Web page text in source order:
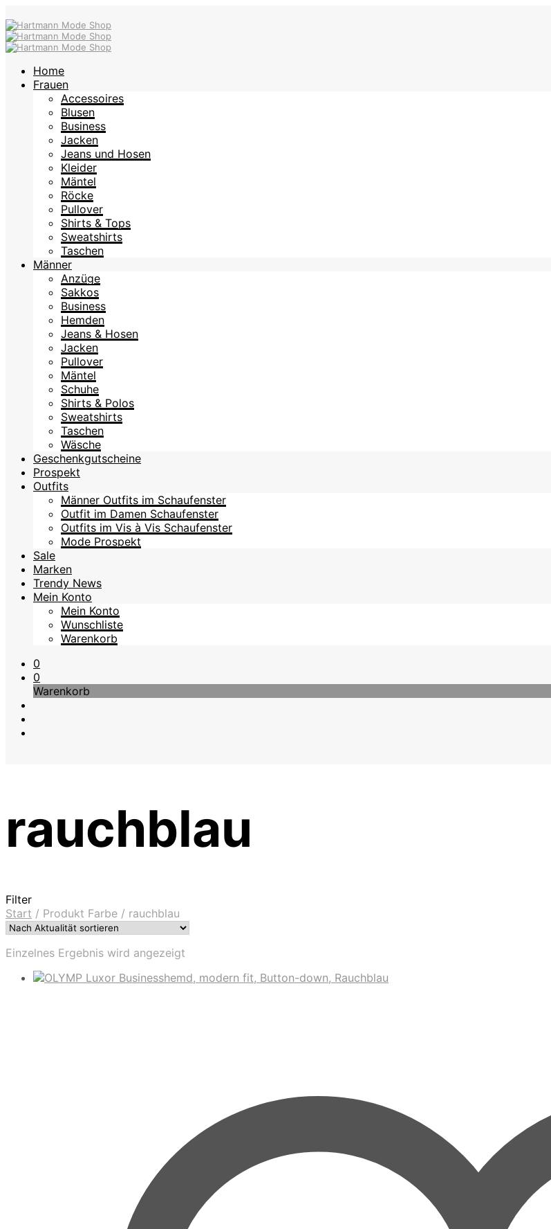
Home
Frauen
Accessoires
Blusen
Business
Jacken
Jeans und Hosen
Kleider
Mäntel
Röcke
Pullover
Shirts & Tops
Sweatshirts
Taschen
Männer
Anzüge
Sakkos
Business
Hemden
Jeans & Hosen
Jacken
Pullover
Mäntel
Schuhe
Shirts & Polos
Sweatshirts
Taschen
Wäsche
Geschenkgutscheine
Prospekt
Outfits
Männer Outfits im Schaufenster
Outfit im Damen Schaufenster
Outfits im Vis à Vis Schaufenster
Mode Prospekt
Sale
Marken
Trendy News
Mein Konto
Mein Konto
Wunschliste
Warenkorb
0
0
Warenkorb
rauchblau
Filter
Start / Produkt Farbe / rauchblau
Einzelnes Ergebnis wird angezeigt